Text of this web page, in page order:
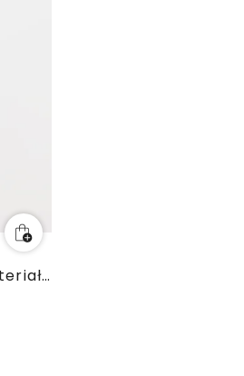
Bluza dresowa z mieszanki materiałów